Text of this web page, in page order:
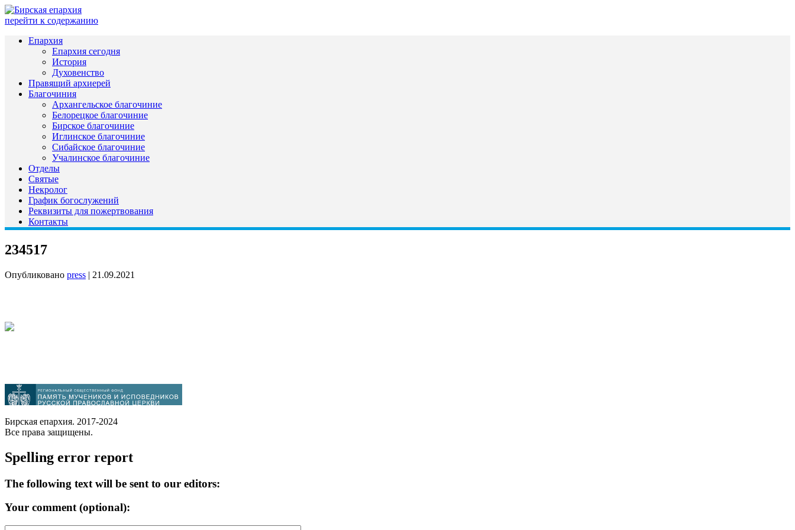
перейти к содержанию
Епархия
Епархия сегодня
История
Духовенство
Правящий архиерей
Благочиния
Архангельское благочиние
Белорецкое благочиние
Бирское благочиние
Иглинское благочиние
Сибайское благочиние
Учалинское благочиние
Отделы
Святые
Некролог
График богослужений
Реквизиты для пожертвования
Контакты
234517
Опубликовано press | 21.09.2021
Бирская епархия. 2017-2024
Все права защищены.
Spelling error report
The following text will be sent to our editors:
Your comment (optional):